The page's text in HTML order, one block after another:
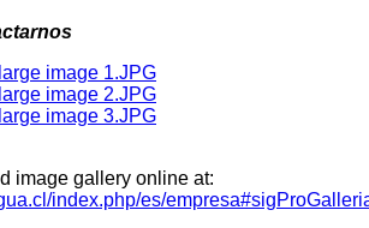
image gallery online at:
index.php/es/